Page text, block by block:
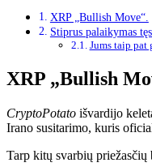
XRP „Bullish Move“.
Stiprus palaikymas
Jums taip
XRP „Bullish
CryptoPotato išvardijo
Irano susitarimo, kuris
Tarp kitų svarbių